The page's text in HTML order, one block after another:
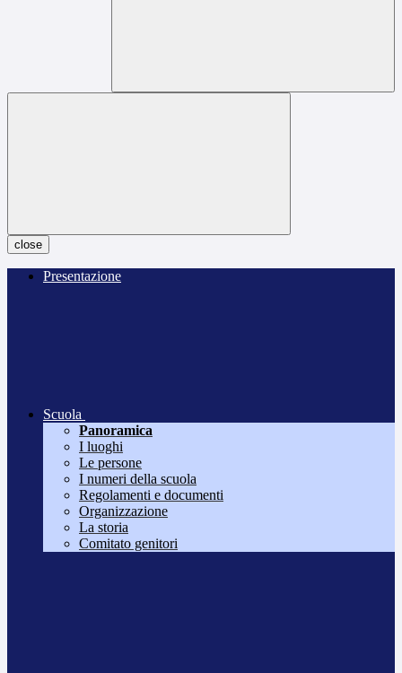
close
Presentazione
Scuola
Panoramica
I luoghi
Le persone
I numeri della scuola
Regolamenti e documenti
Organizzazione
La storia
Comitato genitori